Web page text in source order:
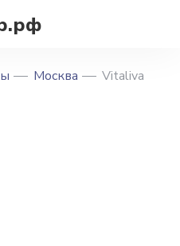
Москва Vitaliva